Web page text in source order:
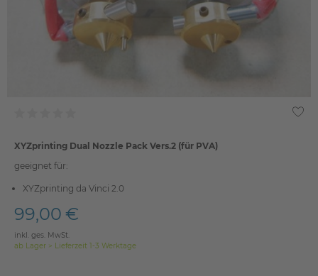
XYZprinting Dual Nozzle Pack Vers.2 (für PVA)
geeignet für:
XYZprinting da Vinci 2.0
99,00 €
inkl. ges. MwSt.
ab Lager > Lieferzeit 1-3 Werktage